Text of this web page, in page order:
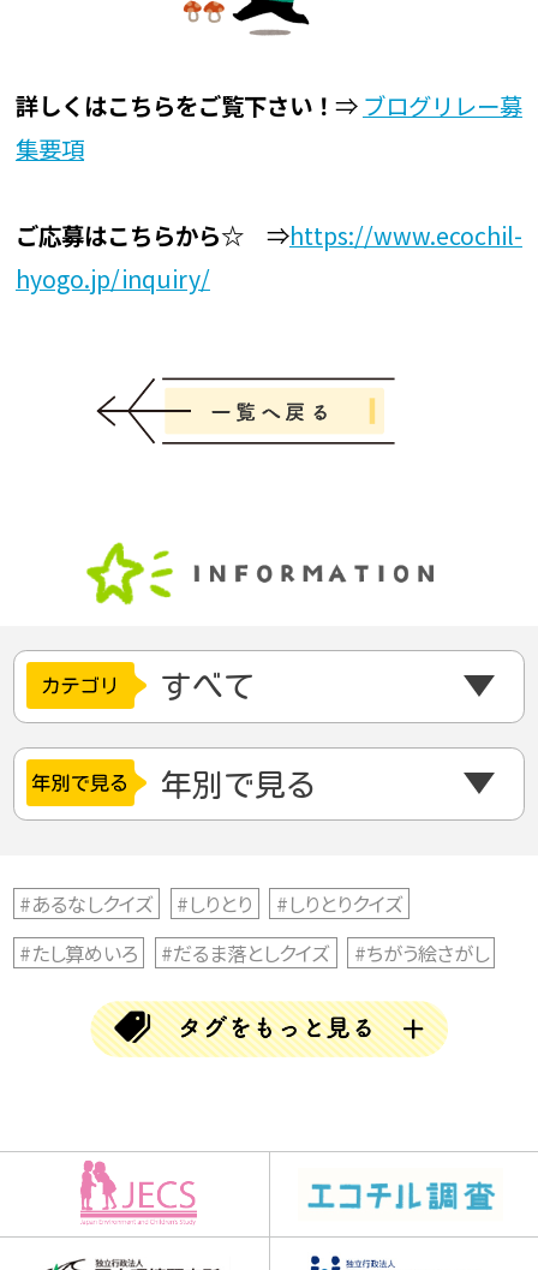
詳しくはこちらをご覧下さい！ ⇒ ブログリレー募
集要項
ご応募はこちらから☆⇒https://www.ecochil-
hyogo.jp/inquiry/
#あるなしクイズ #しりとり
#しりとりクイズ
#たし算めいろ
#だるま落としクイズ
#ちがう絵さがし
#ちがう絵探し
#とんちクイズ
#なぞなぞ
#ならび替えクイズ
#ならべかえクイズ
#アハムービー
#アハ動画 #クイズ
#クリスマス
#クロスワード
#チャレンジGO
#チャレンジゴー
#ブロック当て